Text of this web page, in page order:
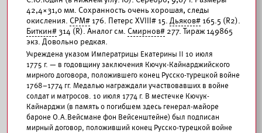
42,4×31,0 мм. Сохранность очень хорошая, следы
окисления. СРМ# 176. Петерс XVIII# 15. Дьяков# 165.5 (R2).
Биткин#314 (R). Аналог см. Смирнов# 277. Тираж 149865
экз. Довольно редкая.
Учреждена указом Императрицы Екатерины II 10 июля
1775 г. — в годовщину заключения Кючук-Кайнарджийского
мирного договора, положившего конец Русско-турецкой войне
1768–1774 гг. Медалью награждали участвовавших в войне
солдат и матросов. 10 июля 1774 г. В местечке Кючук-
Кайнарджи (в память о погибшем здесь генерал-майоре
бароне О.А.Вейсмане фон Вейсенштейне) был подписан
мирный договор, положивший конец Русско-турецкой войне